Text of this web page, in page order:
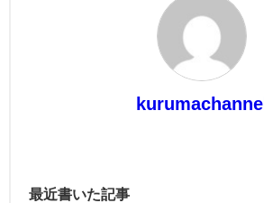
kurumachannel
最近書いた記事